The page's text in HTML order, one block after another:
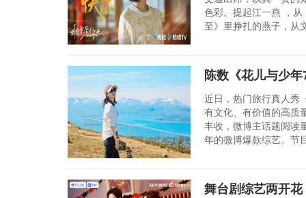
色彩。提起江一燕 ，
至》里挣扎的燕子，从
陈数《花儿与少年
近日，热门旅行真人秀
有文化、有价值的高质
丰收，微博主话题阅读
年的微博爆款综艺。节
舞台剧综艺两开